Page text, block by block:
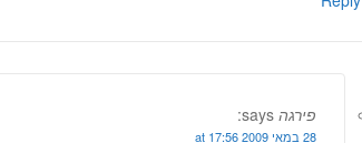
פירגה says:
28 במאי 2009 at 17:56